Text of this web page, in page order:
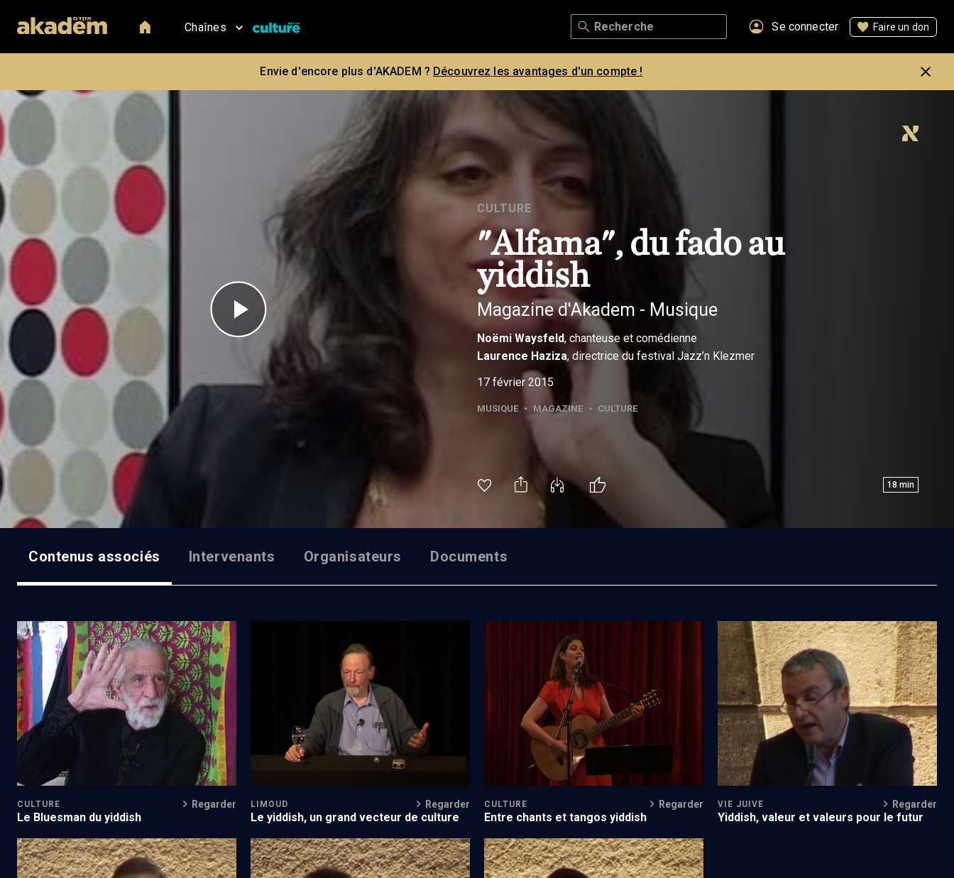
Chaînes Se connecter Faire un don
Envie d'encore plus d'AKADEM ? Découvrez les avantages d'un compte !
CULTURE
"Alfama", du fado au
yiddish
Magazine d'Akadem - Musique
Noëmi Waysfeld, chanteuse et comédienne
Laurence Haziza, directrice du festival Jazz’n Klezmer
17 février 2015
MUSIQUE • MAGAZINE • CULTURE
18 min
Contenus associés Intervenants Organisateurs Documents
Un enfant de la Correze
CULTURE Regarder
Le Bluesman du yiddish
LIMOUD Regarder
Le yiddish, un grand vecteur de culture
Chansons de la diaspora juive - n° 3
CULTURE Regarder
Entre chants et tangos yiddish
Permanence du yiddish (4/5)
VIE JUIVE Regarder
Yiddish, valeur et valeurs pour le futur
Permanence du yiddish (1/5) Permanence du yiddish (3/5) Permanence du yiddish (2/5)